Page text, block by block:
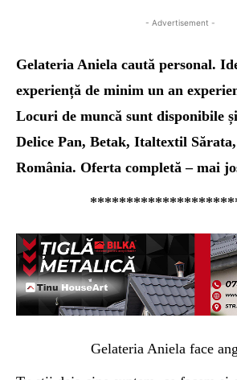
- Advertisement -
Gelateria Aniela caută personal.
experiență de minim un an
Locuri de muncă sunt disponibile
Delice Pan, Betak, Italtextil
România. Oferta completă – mai
Gelateria Aniela face